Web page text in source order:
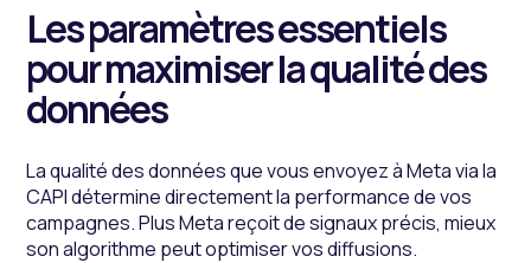
Les paramètres essentiels
pour maximiser la qualité des
données
La qualité des données que vous envoyez à Meta via la
CAPI détermine directement la performance de vos
campagnes. Plus Meta reçoit de signaux précis, mieux
son algorithme peut optimiser vos diffusions.